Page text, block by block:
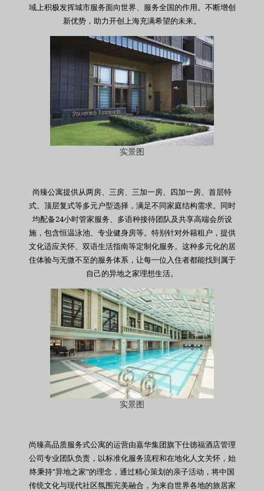
域上积极发挥城市服务面向世界、服务全国的作用。不断增创
新优势，助力开创上海充满希望的未来。
实景图
尚臻公寓提供从两房、三房、三加一房、四加一房、首层特
式、顶层复式等多元户型选择，满足不同家庭结构需求。同时
均配备24小时管家服务、多语种接待团队及共享高端会所设
施，包含恒温泳池、专业健身房等。特别针对外籍租户，提供
文化适应关怀、双语生活指南等定制化服务。这种多元化的居
住体验与无微不至的服务体系，让每一位入住者都能找到属于
自己的异地之家理想生活。
实景图
尚臻高品质服务式公寓的运营由嘉华集团旗下仕德福酒店管理
公司专业团队负责，以标准化服务流程和在地化人文关怀，始
终秉持"异地之家"的理念，通过精心策划的亲子活动，将中国
传统文化与现代社区氛围完美融合，为来自世界各地的旅居家